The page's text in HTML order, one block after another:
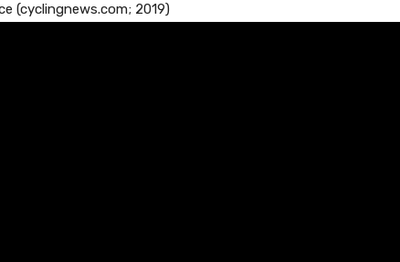
(cyclingnews.com; 2019)